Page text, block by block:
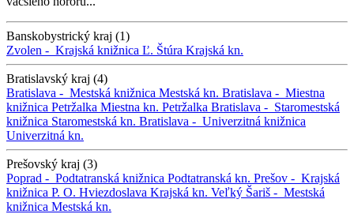
Banskobystrický kraj (1)
Zvolen - Krajská knižnica Ľ. Štúra Krajská kn.
Bratislavský kraj (4)
Bratislava - Mestská knižnica Mestská kn. Bratislava - Miestna
knižnica Petržalka Miestna kn. Petržalka Bratislava - Staromestská
knižnica Staromestská kn. Bratislava - Univerzitná knižnica
Univerzitná kn.
Prešovský kraj (3)
Poprad - Podtatranská knižnica Podtatranská kn. Prešov - Krajská
knižnica P. O. Hviezdoslava Krajská kn. Veľký Šariš - Mestská
knižnica Mestská kn.